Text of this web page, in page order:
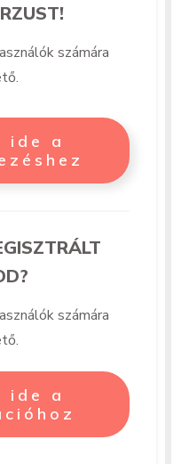
számára
ide a
számára
ide a